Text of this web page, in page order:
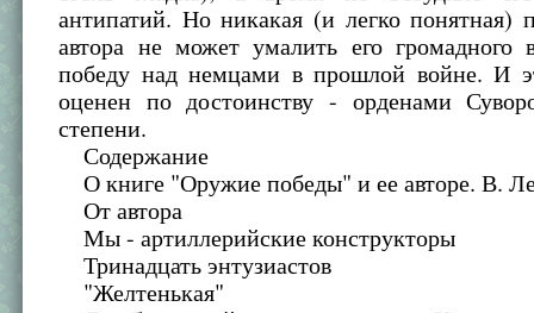
антипатий. Но никакая (и легко понятная)
автора не может умалить его громадного
победу над немцами в прошлой войне. И
оценен по достоинству - орденами
степени.
Содержание
О книге "Оружие победы" и ее авторе. В.
От автора
Мы - артиллерийские конструкторы
Тринадцать энтузиастов
"Желтенькая"